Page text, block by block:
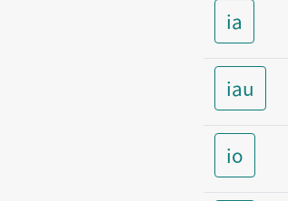
ia
iau
io